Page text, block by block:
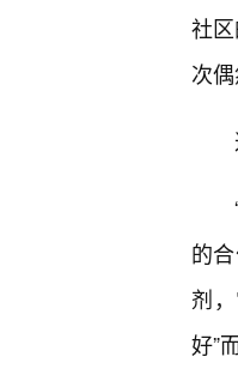
社
次
的
剂
好”